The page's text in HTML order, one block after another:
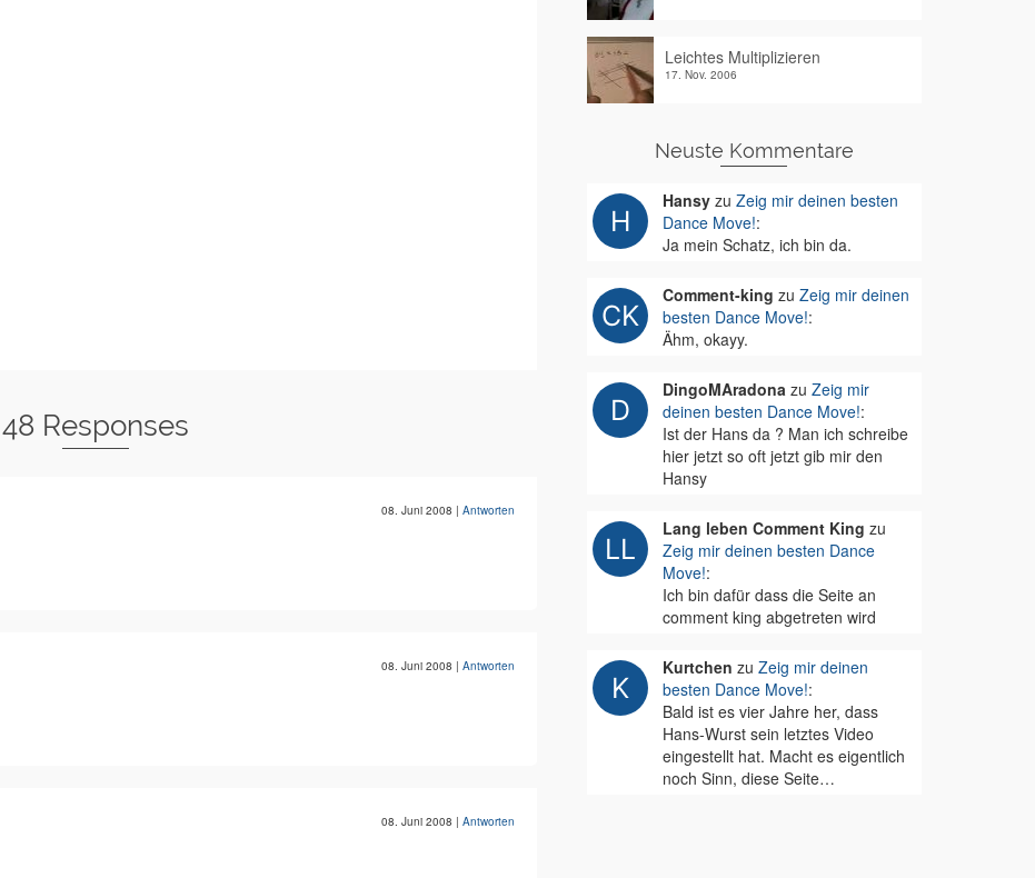
48 Responses
08. Juni 2008 | Antworten
08. Juni 2008 | Antworten
08. Juni 2008 | Antworten
Leichtes Multiplizieren
17. Nov. 2006
Neuste Kommentare
Hansyzu Zeig mir deinen besten
Dance Move!:
Ja mein Schatz, ich bin da.
Comment-king zu Zeig mir deinen
besten Dance Move!:
Ähm, okayy.
DingoMAradonazu Zeig mir
deinen besten Dance Move!:
Ist der Hans da ? Man ich schreibe
hier jetzt so oft jetzt gib mir den
Hansy
Lang leben Comment King zu
Zeig mir deinen besten Dance
Move!:
Ich bin dafür dass die Seite an
comment king abgetreten wird
Kurtchen zu Zeig mir deinen
besten Dance Move!:
Bald ist es vier Jahre her, dass
Hans-Wurst sein letztes Video
eingestellt hat. Macht es eigentlich
noch Sinn, diese Seite…